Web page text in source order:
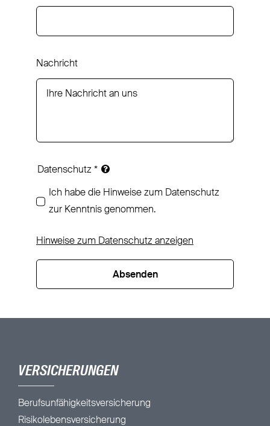
Nachricht
Datenschutz *
Ich habe die Hinweise zum Datenschutz
zur Kenntnis genommen.
Hinweise zum Datenschutz anzeigen
Absenden
VERSICHERUNGEN
Berufsunfähigkeitsversicherung
Risikolebensversicherung